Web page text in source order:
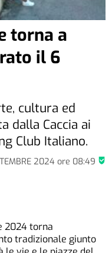
2024 ore 08:49
torna a
il 6
cultura ed
dalla Caccia ai
Club Italiano.
2024 torna
tradizionale giunto